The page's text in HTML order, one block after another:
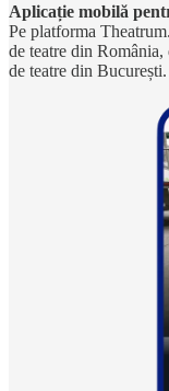
Aplicație mobilă
Pe platforma
de teatre din România,
de teatre din București.